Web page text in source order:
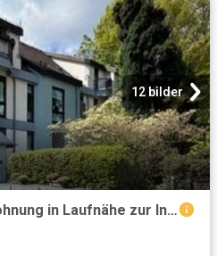
12 bilder
Königstein: 2 Zimmerwohnung in Laufnähe zur Innenstadt